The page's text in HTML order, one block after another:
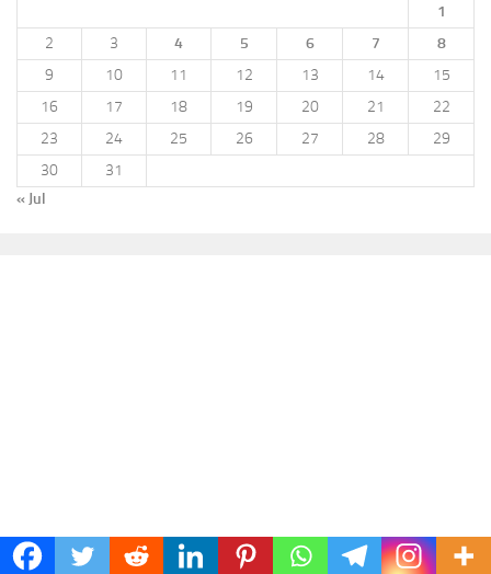
1
2
3 4 5 6 7
8
9
10 11 12 13 14
15
16
17 18 19 20 21
22
23
24 25 26 27 28
29
30
31
« Jul